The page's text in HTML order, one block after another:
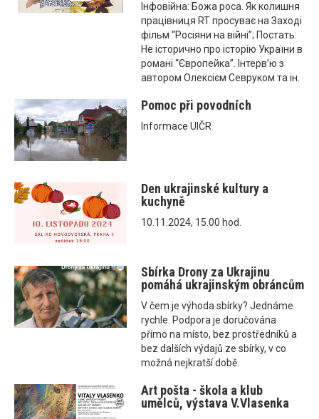
Інфовійна: Божа роса. Як колишня
працівниця RT просуває на Заході
фільм “Росіяни на війні”; Постать:
Не історично про історію України в
романі “Європейка”. Інтерв’ю з
автором Олексієм Севруком та ін.
Pomoc při povodních
Informace UIČR
Den ukrajinské kultury a
kuchyně
10.11.2024, 15.00 hod.
Sbírka Drony za Ukrajinu
pomáhá ukrajinským obráncům
V čem je výhoda sbírky? Jednáme
rychle. Podpora je doručována
přímo na místo, bez prostředníků a
bez dalších výdajů ze sbírky, v co
možná nejkratší době.
Art pošta - škola a klub
umělců, výstava V.Vlasenka